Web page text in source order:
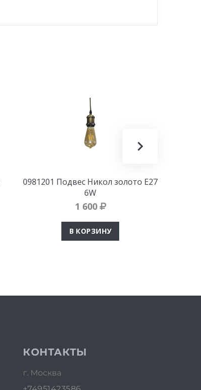
0981201 Подвес Никол золото E27
6W
1 600
В КОРЗИНУ
КОНТАКТЫ
г. Москва